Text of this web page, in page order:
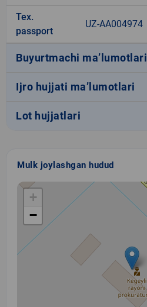
Tex.
passport
UZ-AA004974
Buyurtmachi ma’lumotlari
Ijro hujjati ma’lumotlari
Lot hujjatlari
Mulk joylashgan hudud
+
−